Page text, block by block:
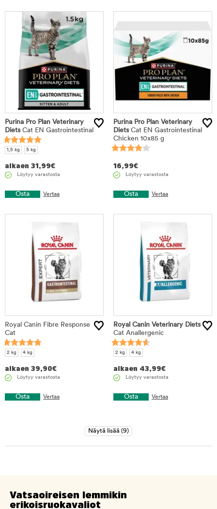
Purina Pro Plan Veterinary
DietsCat EN Gastrointestinal
1,5 kg 5 kg
alkaen 31,99€
Löytyy varastosta
Osta Vertaa
Purina Pro Plan Veterinary
DietsCat EN Gastrointestinal
Chicken 10x85 g
16,99€
Löytyy varastosta
Osta Vertaa
Royal Canin Fibre Response
Cat
2 kg 4 kg
alkaen 39,90€
Löytyy varastosta
Osta Vertaa
Royal Canin Veterinary Diets
Cat Anallergenic
2 kg 4 kg
alkaen 43,99€
Löytyy varastosta
Osta Vertaa
Vatsaoireisen lemmikin
erikoisruokavaliot